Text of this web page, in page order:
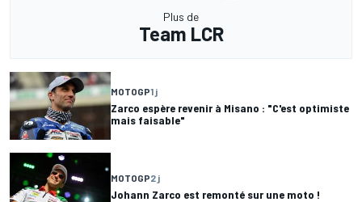
Plus de
Team LCR
MOTOGP1 j
Zarco espère revenir à Misano : "C'est optimiste
mais faisable"
MOTOGP2 j
Johann Zarco est remonté sur une moto !